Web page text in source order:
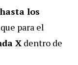
hasta los
para el
X dentro de